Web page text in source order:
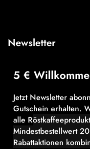
Newsletter
5 €
Jetzt Newsletter
Gutschein erhalten.
alle R
Mindestbestellwert
Rabattaktionen